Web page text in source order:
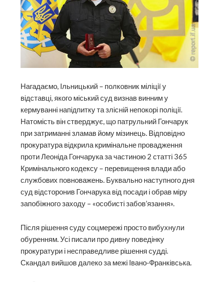
Нагадаємо, Ільницький – полковник міліції у
відставці, якого міський суд визнав винним у
кермуванні напідпитку та злісній непокорі поліції.
Натомість він стверджує, що патрульний Гончарук
при затриманні зламав йому мізинець. Відповідно
прокуратура відкрила кримінальне провадження
проти Леоніда Гончарука за частиною 2 статті 365
Кримінального кодексу – перевищення влади або
службових повноважень. Буквально наступного дня
суд відсторонив Гончарука від посади і обрав міру
запобіжного заходу – «особисті забов’язання».
Після рішення суду соцмережі просто вибухнули
обуренням. Усі писали про дивну поведінку
прокуратури і несправедливе рішення судді.
Скандал вийшов далеко за межі Івано-Франківська.